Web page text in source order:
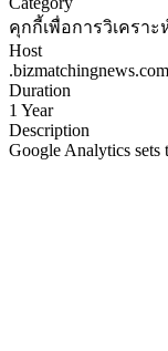
คุกกี้เพื่อการวิเคราะ
Host
.bizmatchingnews.com
Duration
1 Year
Description
Google Analytics sets